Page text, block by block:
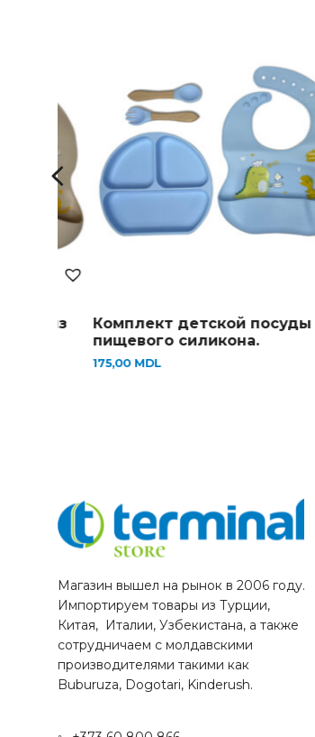
детской посуды из
силикона.
Магазин вышел на рынок в 2006 году.
Импортируем товары из Турции,
Китая, Италии, Узбекистана, а также
сотрудничаем с молдавскими
производителями такими как
Buburuza, Dogotari, Kinderush.